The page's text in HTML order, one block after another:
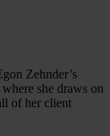
Zehnder’s
she draws on
of her client